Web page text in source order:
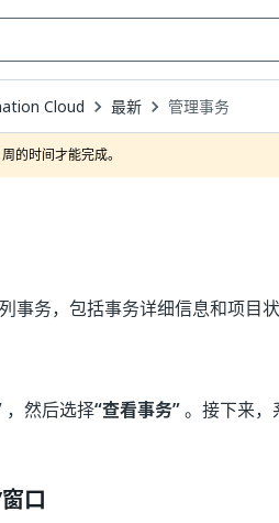
Cloud 最新 管理事务
的时间才能完成。
务，包括事务详细信息和项目状
，然后选择“查看事务”。接下来，
口